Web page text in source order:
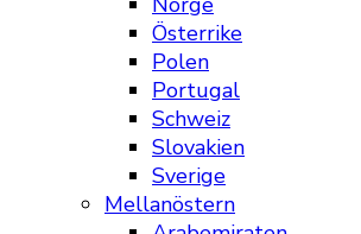
Österrike
Polen
Portugal
Schweiz
Slovakien
Sverige
Mellanöstern